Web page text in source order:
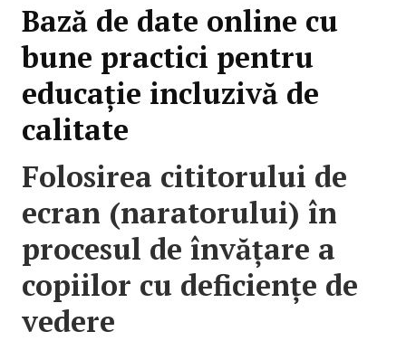
Bază de date online cu
bune practici pentru
educație incluzivă de
calitate
Folosirea cititorului de
ecran (naratorului) în
procesul de învăţare a
copiilor cu deficiențe de
vedere